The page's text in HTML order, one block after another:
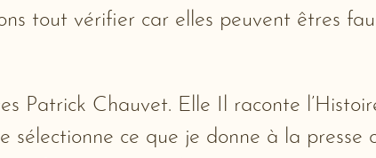
tout vérifier car elles peuvent êtres
Patrick Chauvet. Elle Il raconte
ce que je donne à la presse